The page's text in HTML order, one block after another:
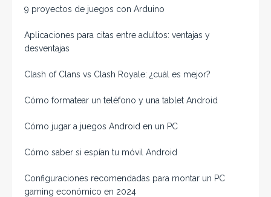
9 proyectos de juegos con Arduino
Aplicaciones para citas entre adultos: ventajas y
desventajas
Clash of Clans vs Clash Royale: ¿cuál es mejor?
Cómo formatear un teléfono y una tablet Android
Cómo jugar a juegos Android en un PC
Cómo saber si espían tu móvil Android
Configuraciones recomendadas para montar un PC
gaming económico en 2024